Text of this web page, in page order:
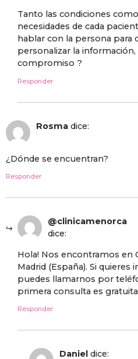
Tanto las condiciones
necesidades de cada
hablar con la persona para
personalizar la
compromiso ?
Responder
Rosma dice:
¿Dónde se encuentran?
Responder
@clinicamenorca
dice:
Hola! Nos encontramos en
Madrid (España). Si
puedes llamarnos por
primera consulta es
Responder
Daniel dice: